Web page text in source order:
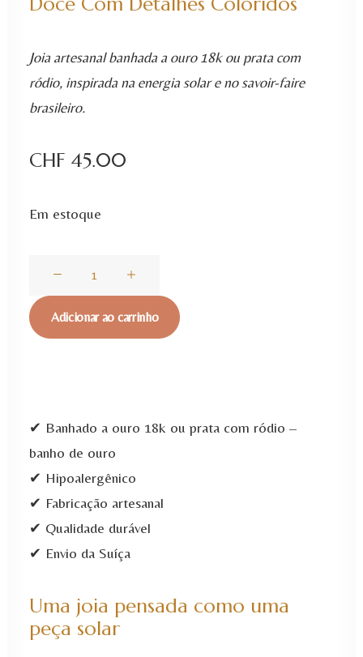
Joia artesanal banhada a ouro 18k ou prata com
ródio, inspirada na energia solar e no savoir-faire
brasileiro.
CHF 45.00
Em estoque
pérolas
de
Adicionar ao carrinho
✔ Banhado a ouro 18k ou prata com ródio –
banho de ouro
✔ Hipoalergênico
✔ Fabricação artesanal
✔ Qualidade durável
✔ Envio da Suíça
Uma joia pensada como uma
peça solar